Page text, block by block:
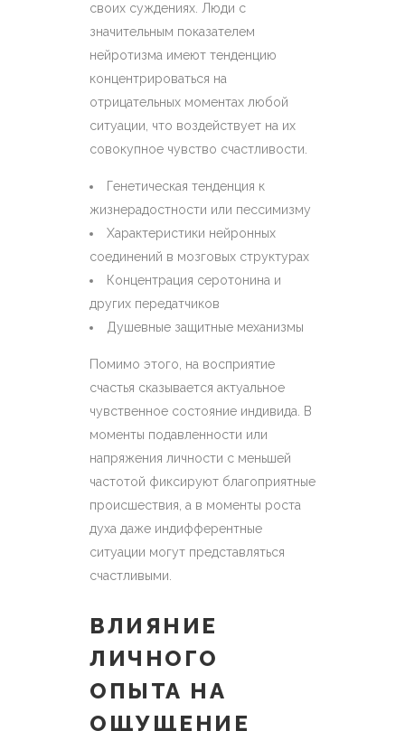
своих суждениях. Люди с
значительным показателем
нейротизма имеют тенденцию
концентрироваться на
отрицательных моментах любой
ситуации, что воздействует на их
совокупное чувство счастливости.
Генетическая тенденция к
жизнерадостности или пессимизму
Характеристики нейронных
соединений в мозговых структурах
Концентрация серотонина и
других передатчиков
Душевные защитные механизмы
Помимо этого, на восприятие
счастья сказывается актуальное
чувственное состояние индивида. В
моменты подавленности или
напряжения личности с меньшей
частотой фиксируют благоприятные
происшествия, а в моменты роста
духа даже индифферентные
ситуации могут представляться
счастливыми.
ВЛИЯНИЕ
ЛИЧНОГО
ОПЫТА НА
ОЩУЩЕНИЕ